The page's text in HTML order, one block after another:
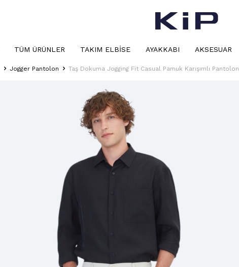
TÜM ÜRÜNLER TAKIM ELBISE AYAKKABI AKSESUAR
Jogger Pantolon Taş Dokuma Jogging Fit Casual Pamuk Karışımlı Pantolon